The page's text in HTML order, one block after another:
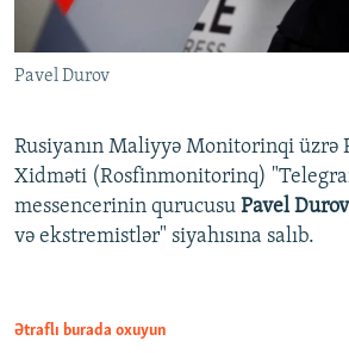
Pavel Durov
Rusiyanın Maliyyə Monitorinqi üzrə
Xidməti (Rosfinmonitorinq)
messencerinin qurucusu Pavel Durov
və ekstremistlər" siyahısına salıb.
Ətraflı burada oxuyun